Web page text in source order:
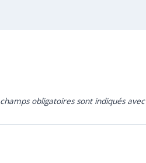
obligatoires sont indiqués avec